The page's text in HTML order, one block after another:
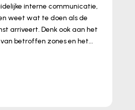
interne communicatie,
weet wat te doen als de
arriveert. Denk ook aan het
betroffen zones en het...